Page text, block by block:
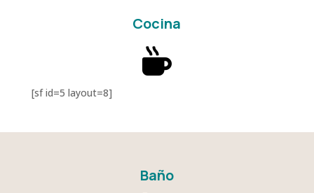
Cocina

[sf id=5 layout=8]
Baño